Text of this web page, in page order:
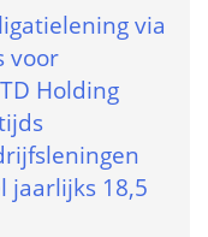
via
voor
Holding
jaarlijks 18,5